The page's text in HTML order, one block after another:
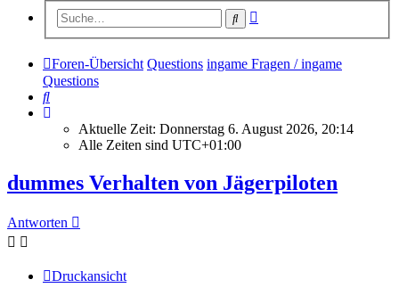
Suche
Foren-Übersicht Questions ingame Fragen / ingame
Questions
Suche
Aktuelle Zeit: Donnerstag 6. August 2026, 20:14
Alle Zeiten sind UTC+01:00
dummes Verhalten von Jägerpiloten
Antworten
Druckansicht